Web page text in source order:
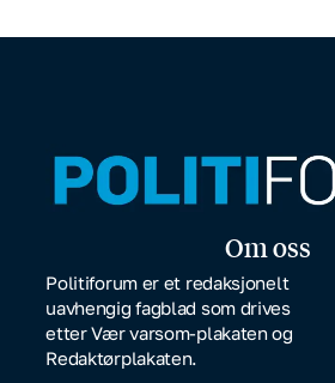
Om oss
Politiforum er et redaksjonelt
uavhengig fagblad som drives
etter Vær varsom-plakaten og
Redaktørplakaten.